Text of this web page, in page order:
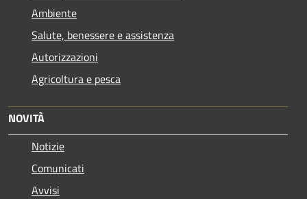
Ambiente
Salute, benessere e assistenza
Autorizzazioni
Agricoltura e pesca
NOVITÀ
Notizie
Comunicati
Avvisi